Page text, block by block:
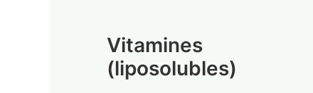
Vitamines
(liposolubles)